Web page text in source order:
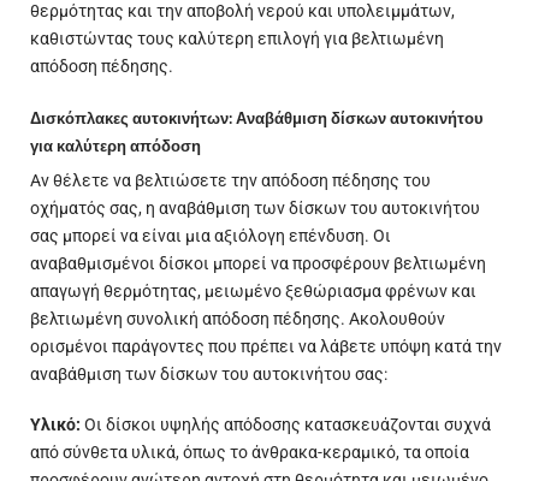
θερμότητας και την αποβολή νερού και υπολειμμάτων,
καθιστώντας τους καλύτερη επιλογή για βελτιωμένη
απόδοση πέδησης.
Δισκόπλακες αυτοκινήτων: Αναβάθμιση δίσκων αυτοκινήτου
για καλύτερη απόδοση
Αν θέλετε να βελτιώσετε την απόδοση πέδησης του
οχήματός σας, η αναβάθμιση των δίσκων του αυτοκινήτου
σας μπορεί να είναι μια αξιόλογη επένδυση. Οι
αναβαθμισμένοι δίσκοι μπορεί να προσφέρουν βελτιωμένη
απαγωγή θερμότητας, μειωμένο ξεθώριασμα φρένων και
βελτιωμένη συνολική απόδοση πέδησης. Ακολουθούν
ορισμένοι παράγοντες που πρέπει να λάβετε υπόψη κατά την
αναβάθμιση των δίσκων του αυτοκινήτου σας:
Υλικό: Οι δίσκοι υψηλής απόδοσης κατασκευάζονται συχνά
από σύνθετα υλικά, όπως το άνθρακα-κεραμικό, τα οποία